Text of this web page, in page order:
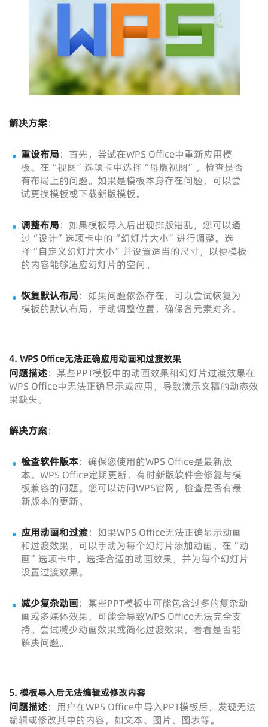
解决方案：
重设布局：首先，尝试在WPS Office中重新应用模
板。在“视图”选项卡中选择“母版视图”，检查是否
有布局上的问题。如果是模板本身存在问题，可以尝
试更换模板或下载新版模板。
调整布局：如果模板导入后出现排版错乱，您可以通
过“设计”选项卡中的“幻灯片大小”进行调整。选
择“自定义幻灯片大小”并设置适当的尺寸，以便模板
的内容能够适应幻灯片的空间。
恢复默认布局：如果问题依然存在，可以尝试恢复为
模板的默认布局，手动调整位置，确保各元素对齐。
4. WPS Office无法正确应用动画和过渡效果
问题描述：某些PPT模板中的动画效果和幻灯片过渡效果在
WPS Office中无法正确显示或应用，导致演示文稿的动态效
果缺失。
解决方案：
检查软件版本：确保您使用的WPS Office是最新版
本。WPS Office定期更新，有时新版软件会修复与模
板兼容的问题。您可以访问WPS官网，检查是否有最
新版本的更新。
应用动画和过渡：如果WPS Office无法正确显示动画
和过渡效果，可以手动为每个幻灯片添加动画。在“动
画”选项卡中，选择合适的动画效果，并为每个幻灯片
设置过渡效果。
减少复杂动画：某些PPT模板中可能包含过多的复杂动
画或多媒体效果，可能会导致WPS Office无法完全支
持。尝试减少动画效果或简化过渡效果，看看是否能
解决问题。
5. 模板导入后无法编辑或修改内容
问题描述：用户在WPS Office中导入PPT模板后，发现无法
编辑或修改其中的内容，如文本、图片、图表等。